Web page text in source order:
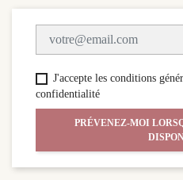
J'accepte les conditions
confidentialité
PRÉVENEZ-MOI